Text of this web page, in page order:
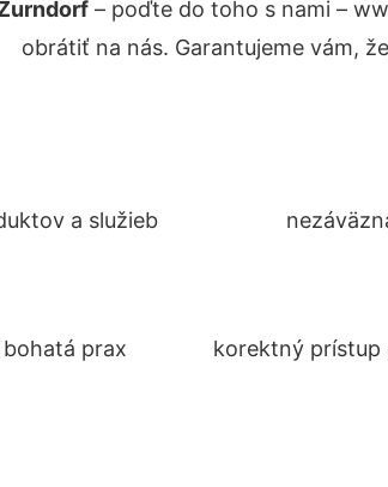
– poďte do toho s nami –
obrátiť na nás. Garantujeme vám,
a služieb
prax
korektný prístup